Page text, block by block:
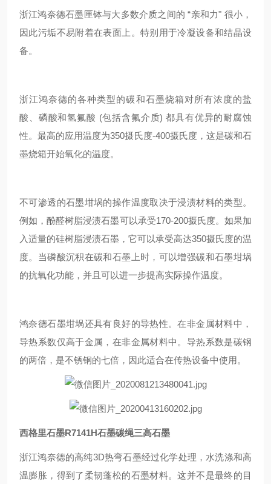
浙江鸿奈德石墨匣钵与大多数介质之间的 “亲和力" 很小，
因此污垢不易附着在表面上。特别用于冷凝设备和结晶设
备。
浙江鸿奈德的各种类型的碳和石墨烧箱对所有浓度的盐
酸、磷酸和氢氟酸 (包括含氟介质) 都具有优异的耐腐蚀
性。最高的应用温度为350摄氏度-400摄氏度，这是碳和石
墨烧箱开始氧化的温度。
不可渗透的石墨坩埚的操作温度取决于浸渍材料的类型。
例如，酚醛树脂浸渍石墨可以承受170-200摄氏度。如果加
入适量的硅树脂浸渍石墨，它可以承受高达350摄氏度的温
度。当磷酸沉积在碳和石墨上时，可以增强碳和石墨坩埚
的抗氧化功能，并且可以进一步提高实际操作温度。
鸿奈德石墨坩埚还具有良好的导热性。在非金属材料中，
导热系数仅高于金属，在非金属材料中。导热系数是碳钢
的两倍，是不锈钢的七倍，因此适合在传热设备中使用。
西格里石墨R7141H石墨碳绳三高石墨
浙江鸿奈德的高纯3D热弯石墨经过化学处理，水洗涤和高
温膨胀，得到了柔韧蓬松的石墨材料。这并不是最终的目